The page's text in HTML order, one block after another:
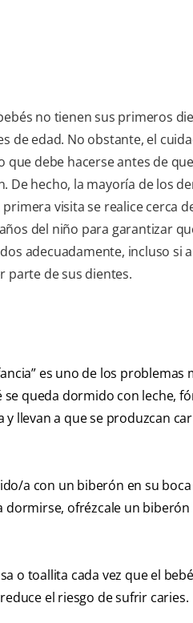
no tienen sus primeros
de edad. No obstante, el
que debe hacerse antes de
De hecho, la mayoría de los
visita se realice cerca
del niño para garantizar
adecuadamente, incluso si
parte de sus dientes.
es uno de los problemas
queda dormido con leche,
llevan a que se produzcan
a con un biberón en su
ofrézcale un biberón
o toallita cada vez que el
el riesgo de sufrir caries.